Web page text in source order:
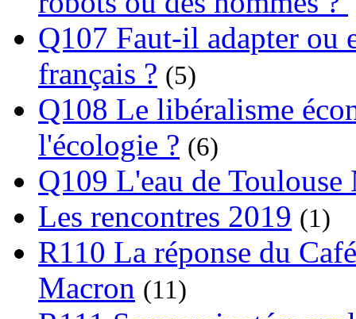
Q107 Faut-il adapter ou
français ? (5)
Q108 Le libéralisme
l'écologie ? (6)
Q109 L'eau de
Les rencontres 2019 (1)
R110 La réponse du
Macron (11)